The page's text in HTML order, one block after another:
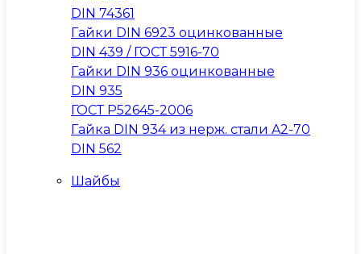
DIN 74361
Гайки DIN 6923 оцинкованные
DIN 439 / ГОСТ 5916-70
Гайки DIN 936 оцинкованные
DIN 935
ГОСТ Р52645-2006
Гайка DIN 934 из нерж. стали A2-70
DIN 562
Шайбы